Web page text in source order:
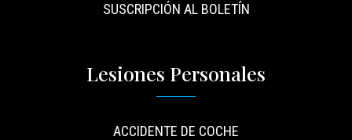
SUSCRIPCIÓN AL BOLETÍN
Lesiones Personales
ACCIDENTE DE COCHE